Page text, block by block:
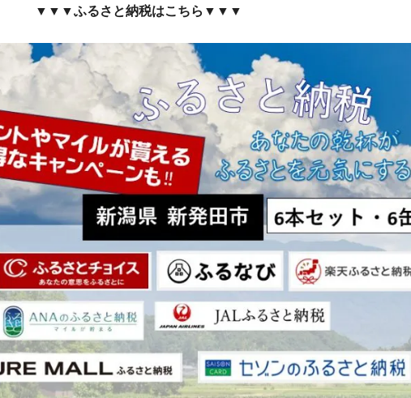
▼▼▼ふるさと納税はこちら▼▼▼